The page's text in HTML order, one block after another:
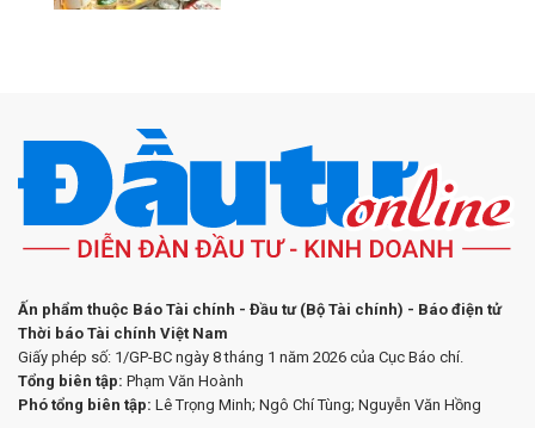
Ấn phẩm thuộc Báo Tài chính - Đầu tư (Bộ Tài chính) - Báo điện tử
Thời báo Tài chính Việt Nam
Giấy phép số: 1/GP-BC ngày 8 tháng 1 năm 2026 của Cục Báo chí.
Tổng biên tập: Phạm Văn Hoành
Phó tổng biên tập: Lê Trọng Minh; Ngô Chí Tùng; Nguyễn Văn Hồng